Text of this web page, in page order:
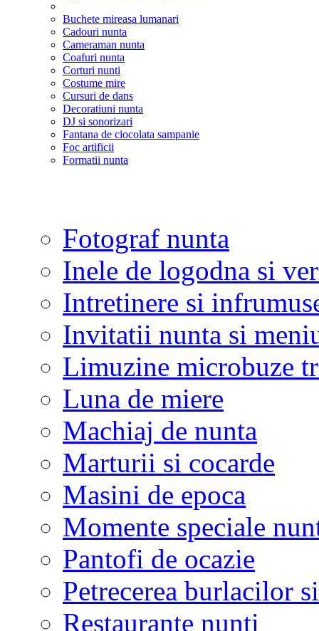
Buchete mireasa lumanari
Cadouri nunta
Cameraman nunta
Coafuri nunta
Corturi nunti
Costume mire
Cursuri de dans
Decoratiuni nunta
DJ si sonorizari
Fantana de ciocolata sampanie
Foc artificii
Formatii nunta
Fotograf nunta
Inele de logodna si
Intretinere si
Invitatii nunta si
Limuzine microbuze
Luna de miere
Machiaj de nunta
Marturii si cocarde
Masini de epoca
Momente speciale
Pantofi de ocazie
Petrecerea burlacilor
Restaurante nunti